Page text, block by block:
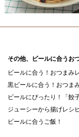
その他、ビールに合うお
ビールに合う！おつまみ
黒ビールに合う！おつま
ビールにぴったり！「餃子
ジューシーから揚げレシ
ビールに合うご飯！